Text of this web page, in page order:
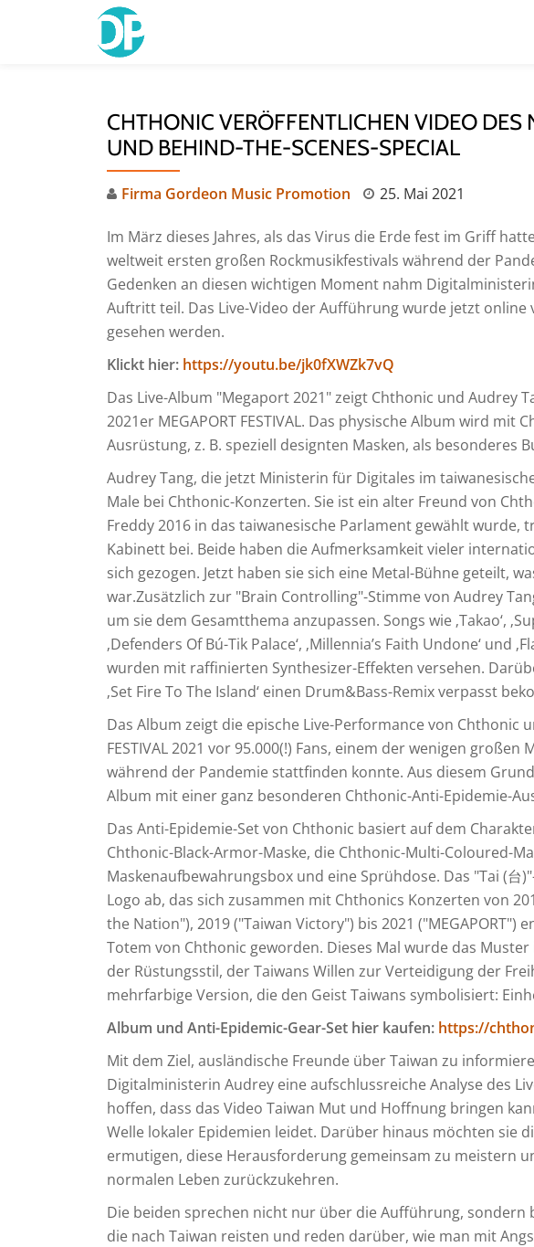
CHTHONIC VERÖFFENTLICHEN VIDEO DES
UND BEHIND-THE-SCENES-SPECIAL
Firma Gordeon Music Promotion 25. Mai 2021
Im März dieses Jahres, als das Virus die Erde fest im Griff
weltweit ersten großen Rockmusikfestivals während der
Gedenken an diesen wichtigen Moment nahm
Auftritt teil. Das Live-Video der Aufführung wurde jetzt
gesehen werden.
Klickt hier: https://youtu.be/jk0fXWZk7vQ
Das Live-Album "Megaport 2021" zeigt Chthonic und Audrey
2021er MEGAPORT FESTIVAL. Das physische Album wird mit
Ausrüstung, z. B. speziell designten Masken, als besonderes
Audrey Tang, die jetzt Ministerin für Digitales im
Male bei Chthonic-Konzerten. Sie ist ein alter Freund von
Freddy 2016 in das taiwanesische Parlament gewählt wurde,
Kabinett bei. Beide haben die Aufmerksamkeit vieler
sich gezogen. Jetzt haben sie sich eine Metal-Bühne geteilt,
war.Zusätzlich zur "Brain Controlling"-Stimme von Audrey
um sie dem Gesamtthema anzupassen. Songs wie ‚Takao‘,
‚Defenders Of Bú-Tik Palace‘, ‚Millennia’s Faith Undone‘ und
wurden mit raffinierten Synthesizer-Effekten versehen.
‚Set Fire To The Island‘ einen Drum&Bass-Remix verpasst
Das Album zeigt die epische Live-Performance von Chthonic
FESTIVAL 2021 vor 95.000(!) Fans, einem der wenigen großen
während der Pandemie stattfinden konnte. Aus diesem
Album mit einer ganz besonderen Chthonic-Anti-Epidemie-
Das Anti-Epidemie-Set von Chthonic basiert auf dem
Chthonic-Black-Armor-Maske, die Chthonic-Multi-Coloured-
Maskenaufbewahrungsbox und eine Sprühdose. Das "Tai (台
Logo ab, das sich zusammen mit Chthonics Konzerten von
the Nation"), 2019 ("Taiwan Victory") bis 2021 ("MEGAPORT")
Totem von Chthonic geworden. Dieses Mal wurde das
der Rüstungsstil, der Taiwans Willen zur Verteidigung der
mehrfarbige Version, die den Geist Taiwans symbolisiert:
Album und Anti-Epidemic-Gear-Set hier kaufen: https://
Mit dem Ziel, ausländische Freunde über Taiwan zu
Digitalministerin Audrey eine aufschlussreiche Analyse des
hoffen, dass das Video Taiwan Mut und Hoffnung bringen
Welle lokaler Epidemien leidet. Darüber hinaus möchten sie
ermutigen, diese Herausforderung gemeinsam zu meistern
normalen Leben zurückzukehren.
Die beiden sprechen nicht nur über die Aufführung, sondern
die nach Taiwan reisten und reden darüber, wie man mit